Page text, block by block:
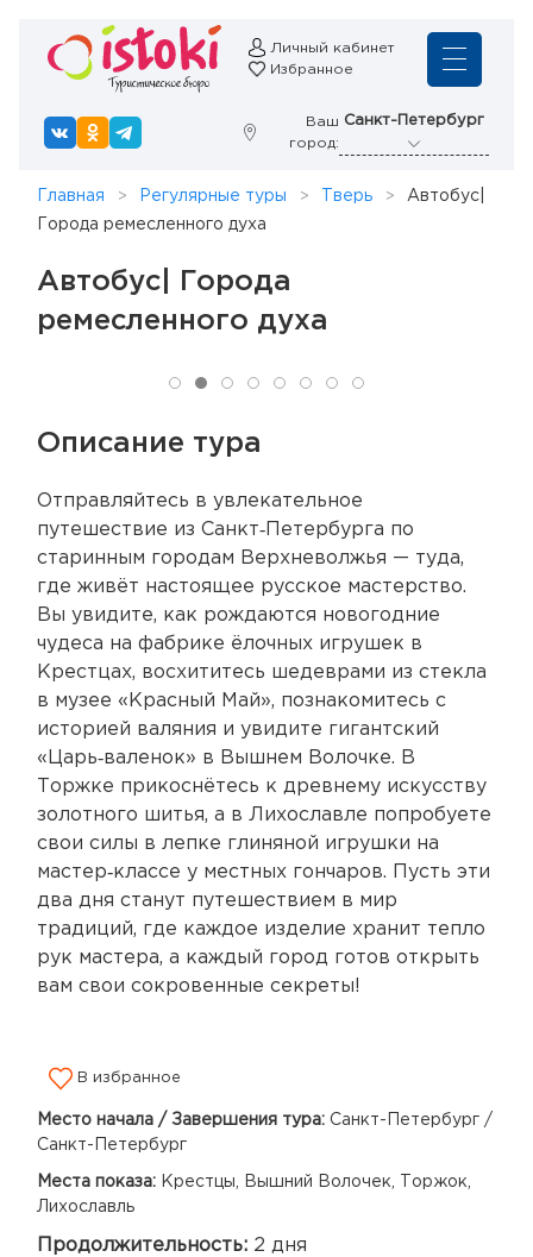
Личный кабинет
Избранное
Ваш
город:
Главная Регулярные туры Тверь
Автобус|
Города ремесленного духа
Автобус| Города
ремесленного духа
Описание тура
Отправляйтесь в увлекательное
путешествие из Санкт‑Петербурга по
старинным городам Верхневолжья — туда,
где живёт настоящее русское мастерство.
Вы увидите, как рождаются новогодние
чудеса на фабрике ёлочных игрушек в
Крестцах, восхититесь шедеврами из стекла
в музее «Красный Май», познакомитесь с
историей валяния и увидите гигантский
«Царь‑валенок» в Вышнем Волочке. В
Торжке прикоснётесь к древнему искусству
золотного шитья, а в Лихославле попробуете
свои силы в лепке глиняной игрушки на
мастер‑классе у местных гончаров. Пусть эти
два дня станут путешествием в мир
традиций, где каждое изделие хранит тепло
рук мастера, а каждый город готов открыть
вам свои сокровенные секреты!
В избранное
Место начала / Завершения тура: Санкт-Петербург /
Санкт-Петербург
Места показа: Крестцы, Вышний Волочек, Торжок,
Лихославль
Продолжительность: 2 дня